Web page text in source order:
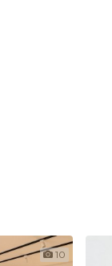
10